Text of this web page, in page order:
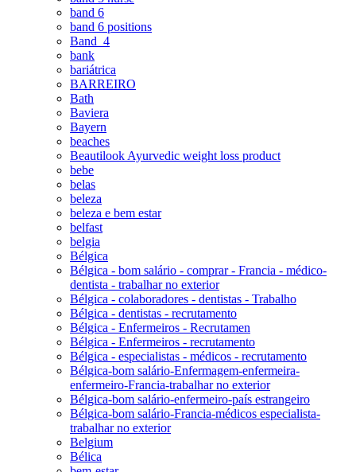
band 6
band 6 positions
Band_4
bank
bariátrica
BARREIRO
Bath
Baviera
Bayern
beaches
Beautilook Ayurvedic weight loss product
bebe
belas
beleza
beleza e bem estar
belfast
belgia
Bélgica
Bélgica - bom salário - comprar - Francia - médico-
dentista - trabalhar no exterior
Bélgica - colaboradores - dentistas - Trabalho
Bélgica - dentistas - recrutamento
Bélgica - Enfermeiros - Recrutamen
Bélgica - Enfermeiros - recrutamento
Bélgica - especialistas - médicos - recrutamento
Bélgica-bom salário-Enfermagem-enfermeira-
enfermeiro-Francia-trabalhar no exterior
Bélgica-bom salário-enfermeiro-país estrangeiro
Bélgica-bom salário-Francia-médicos especialista-
trabalhar no exterior
Belgium
Bélica